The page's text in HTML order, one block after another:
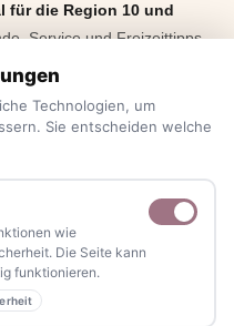
für die Region 10 und
Service und Freizeittipps
Alltagstipps bis
aus Ihrer Nähe.
werden sollte?
unseren Leserinnen und
Technologien, um
Sie entscheiden welche
wie
Die Seite kann
funktionieren.